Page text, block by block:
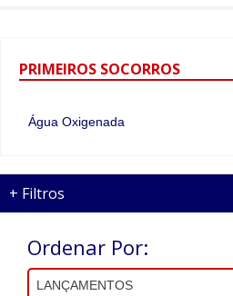
PRIMEIROS SOCORROS
Água Oxigenada
+ Filtros
Ordenar Por: